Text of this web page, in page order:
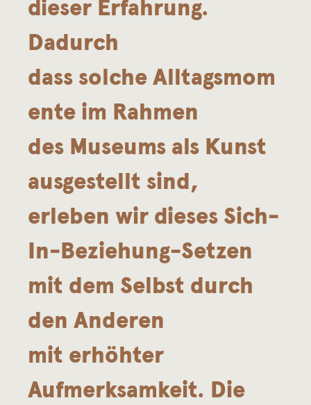
dieser Erfahrung.
Dadurch
dass solche Alltagsmom
ente im Rahmen
des Museums als Kunst
ausgestellt sind,
erleben wir dieses Sich-
In-Beziehung-Setzen
mit dem Selbst durch
den Anderen
mit erhöhter
Aufmerksamkeit. Die